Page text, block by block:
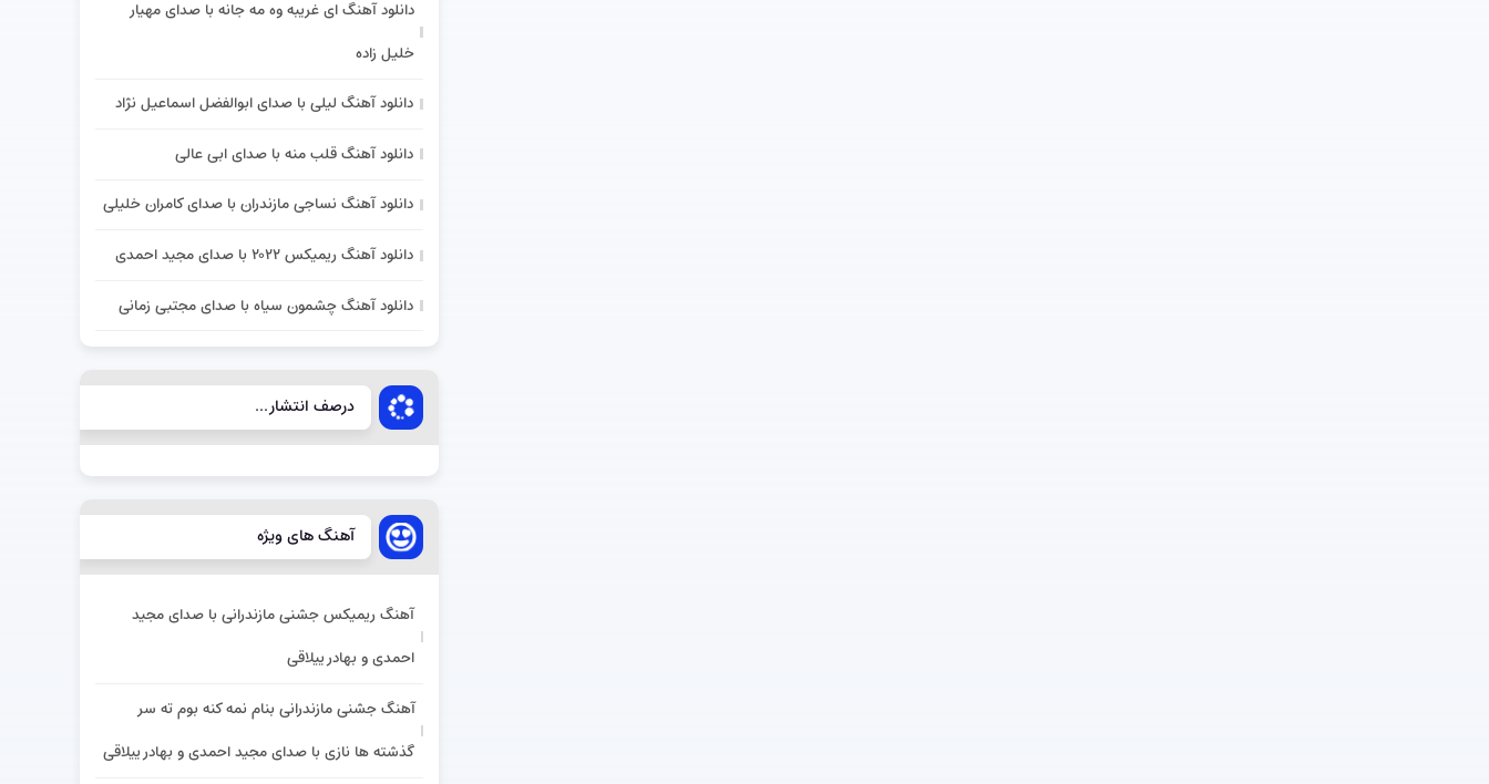
دانلود آهنگ ای غریبه وه مه جانه با صدای مهیار
خلیل زاده
دانلود آهنگ لیلی با صدای ابوالفضل اسماعیل نژاد
دانلود آهنگ قلب منه با صدای ابی عالی
دانلود آهنگ نساجی مازندران با صدای کامران خلیلی
دانلود آهنگ ریمیکس ۲۰۲۲ با صدای مجید احمدی
دانلود آهنگ چشمون سیاه با صدای مجتبی زمانی
درصف انتشار...
آهنگ های ویژه
آهنگ ریمیکس جشنی مازندرانی با صدای مجید
احمدی و بهادر ییلاقی
آهنگ جشنی مازندرانی بنام نمه کنه بوم ته سر
گذشته ها نازی با صدای مجید احمدی و بهادر ییلاقی